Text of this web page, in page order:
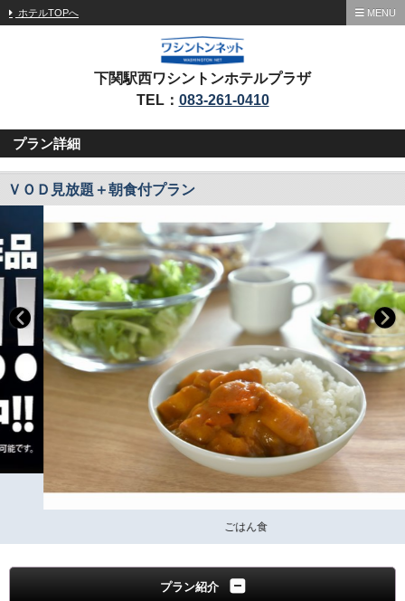
ホテルTOPへ MENU
下関駅西ワシントンホテルプラザ
TEL： 083-261-0410
プラン詳細
ＶＯＤ見放題＋朝食付プラン
プラン紹介